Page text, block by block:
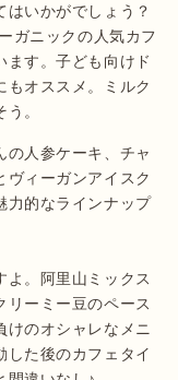
はいかがでしょう？
ガニックの人気カフ
ます。子ども向けド
もオススメ。ミルク
。
の人参ケーキ、チャ
ヴィーガンアイスク
力的なラインナップ
よ。阿里山ミックス
リーミー豆のペース
けのオシャレなメニ
した後のカフェタイ